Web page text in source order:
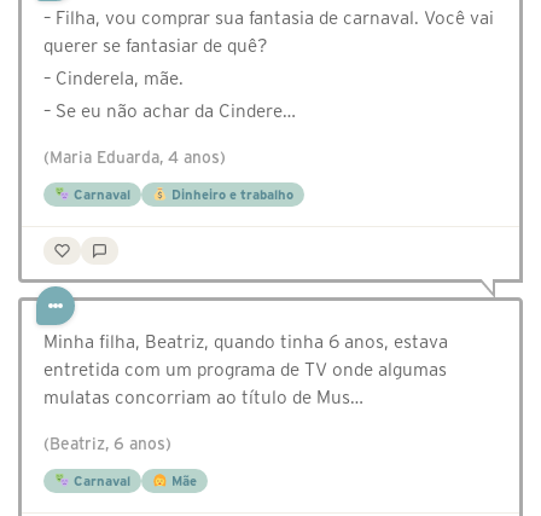
– Filha, vou comprar sua fantasia de carnaval. Você vai
querer se fantasiar de quê?
– Cinderela, mãe.
– Se eu não achar da Cindere…
(Maria Eduarda, 4 anos)
Carnaval Dinheiro e trabalho
Minha filha, Beatriz, quando tinha 6 anos, estava
entretida com um programa de TV onde algumas
mulatas concorriam ao título de Mus…
(Beatriz, 6 anos)
Carnaval Mãe